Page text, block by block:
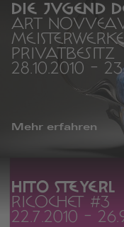
DIE JUGEND
ART
PRIVATBESITZ
28.10.2010 -
Mehr erfahren
HITO STEYERL
RICOCHET #3
22.7.2010 -